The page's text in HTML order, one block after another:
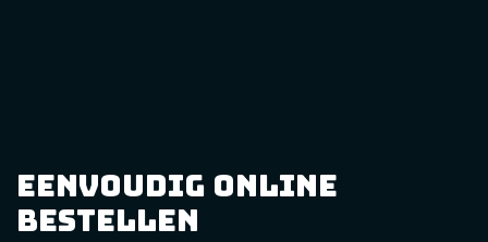
eenvoudig online
bestellen